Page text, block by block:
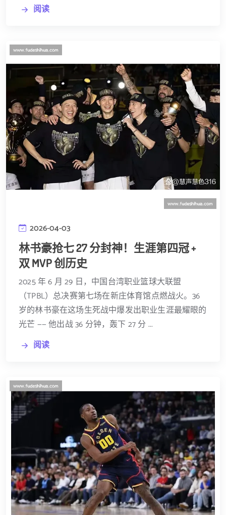
阅读
2026-04-03
林书豪抢七 27 分封神！生涯第四冠 +
双 MVP 创历史
2025 年 6 月 29 日，中国台湾职业篮球大联盟
（TPBL）总决赛第七场在新庄体育馆点燃战火。36
岁的林书豪在这场生死战中爆发出职业生涯最耀眼的
光芒 —— 他出战 36 分钟，轰下 27 分 ...
阅读